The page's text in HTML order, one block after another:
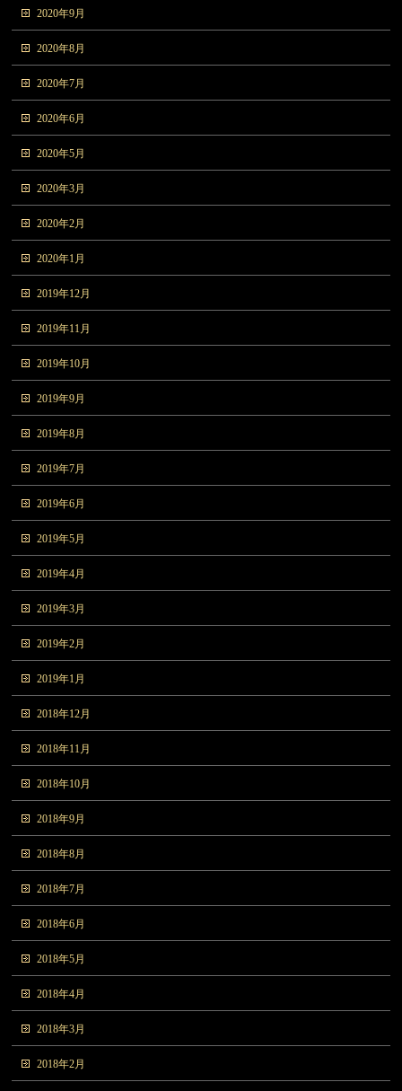
2020年9月
2020年8月
2020年7月
2020年6月
2020年5月
2020年3月
2020年2月
2020年1月
2019年12月
2019年11月
2019年10月
2019年9月
2019年8月
2019年7月
2019年6月
2019年5月
2019年4月
2019年3月
2019年2月
2019年1月
2018年12月
2018年11月
2018年10月
2018年9月
2018年8月
2018年7月
2018年6月
2018年5月
2018年4月
2018年3月
2018年2月